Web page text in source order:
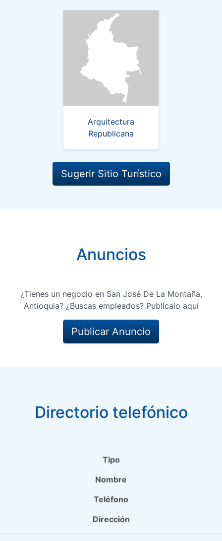
Arquitectura
Republicana
Sugerir Sitio Turístico
Anuncios
¿Tienes un negocio en San José De La Montaña,
Antioquia? ¿Buscas empleados? Publícalo aquí
Publicar Anuncio
Directorio telefónico
Tipo
Nombre
Teléfono
Dirección